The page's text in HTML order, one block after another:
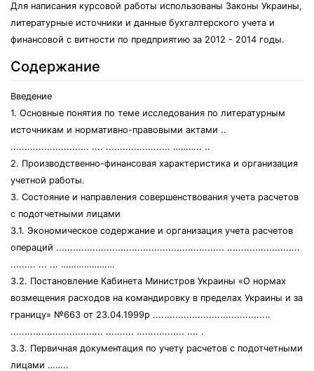
Для написания курсовой работы использованы Законы Украины,
литературные источники и данные бухгалтерского учета и
финансовой с витности по предприятию за 2012 - 2014 годы.
Содержание
Введение
1. Основные понятия по теме исследования по литературным
источникам и нормативно-правовыми актами ..
............................ .... ....................... ……….. ..
2. Производственно-финансовая характеристика и организация
учетной работы.
3. Состояние и направления совершенствования учета расчетов
с подотчетными лицами
3.1. Экономическое содержание и организация учета расчетов
операций ............................................................ ..........................
......... ... ... …………………
3.2. Постановление Кабинета Министров Украины «О нормах
возмещения расходов на командировку в пределах Украины и за
границу» №663 от 23.04.1999р ..........................................
................................. .......... ................. .... .
3.3. Первичная документация по учету расчетов с подотчетными
лицами ……..